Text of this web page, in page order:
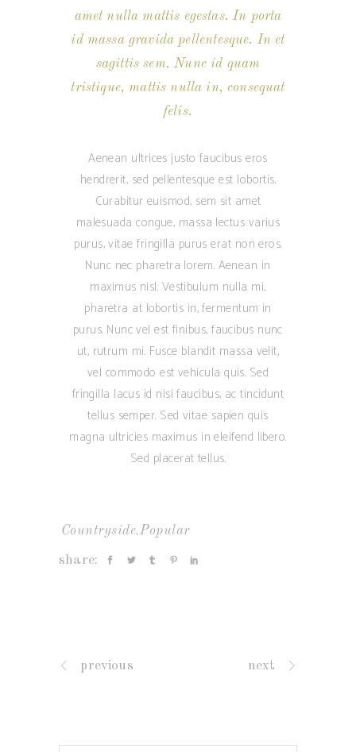
amet nulla mattis egestas. In porta
id massa gravida pellentesque. In et
sagittis sem. Nunc id quam
tristique, mattis nulla in, consequat
felis.
Aenean ultrices justo faucibus eros
hendrerit, sed pellentesque est lobortis.
Curabitur euismod, sem sit amet
malesuada congue, massa lectus varius
purus, vitae fringilla purus erat non eros.
Nunc nec pharetra lorem. Aenean in
maximus nisl. Vestibulum nulla mi,
pharetra at lobortis in, fermentum in
purus. Nunc vel est finibus, faucibus nunc
ut, rutrum mi. Fusce blandit massa velit,
vel commodo est vehicula quis. Sed
fringilla lacus id nisi faucibus, ac tincidunt
tellus semper. Sed vitae sapien quis
magna ultricies maximus in eleifend libero.
Sed placerat tellus.
Countryside, Popular
share:
previous next